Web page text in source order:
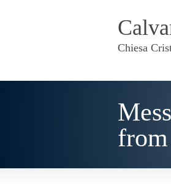
Chiesa